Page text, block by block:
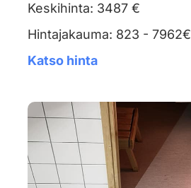
Keskihinta: 3487 €
Hintajakauma: 823 - 7962€
Katso hinta